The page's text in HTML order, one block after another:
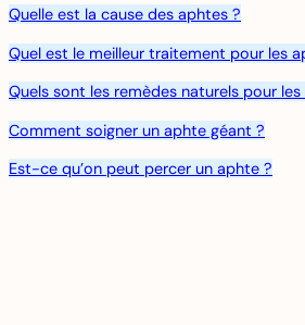
Quelle est la cause des aphtes ?
Quel est le meilleur traitement pour les
Quels sont les remèdes naturels pour
Comment soigner un aphte géant ?
Est-ce qu’on peut percer un aphte ?